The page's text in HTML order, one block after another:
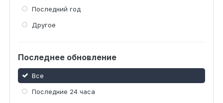
Последний год
Другое
Последнее обновление
Все
Последние 24 часа